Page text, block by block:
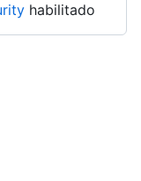
habilitado